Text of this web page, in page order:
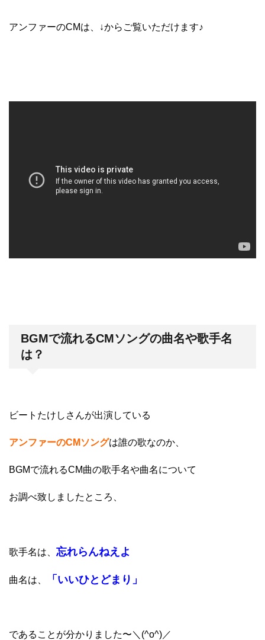
アンファーのCMは、↓からご覧いただけます♪
BGMで流れるCMソングの曲名や歌手名
は？
ビートたけしさんが出演している
アンファーのCM ソングは誰の歌なのか、
BGMで流れるCM曲の歌手名や曲名について
お調べ致しましたところ、
歌手名は、 忘れらんねえよ
曲名は、 「いいひとどまり」
であることが分かりました〜＼(^o^)／